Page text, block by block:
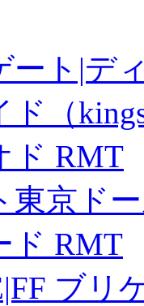
ート|デ
ド（
ド RMT
東京ド
ド RMT
ブリ